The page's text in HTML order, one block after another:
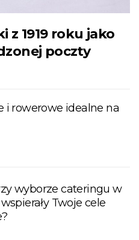
z 1919 roku jako
poczty
i rowerowe idealne na
wyborze cateringu w
Twoje cele